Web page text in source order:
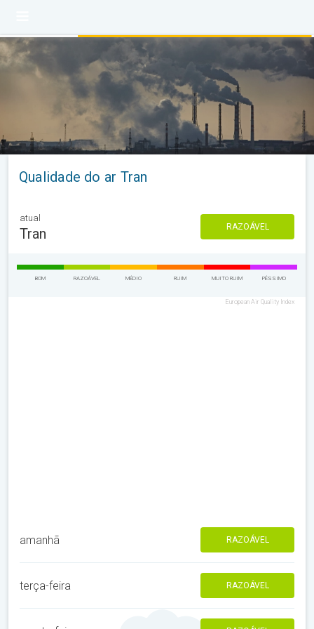
Qualidade do ar Tran
atual
Tran RAZOÁVEL
BOM RAZOÁVEL MÉDIO RUIM MUITO RUIM PÉSSIMO
European Air Quality Index
amanhã RAZOÁVEL
terça-feira RAZOÁVEL